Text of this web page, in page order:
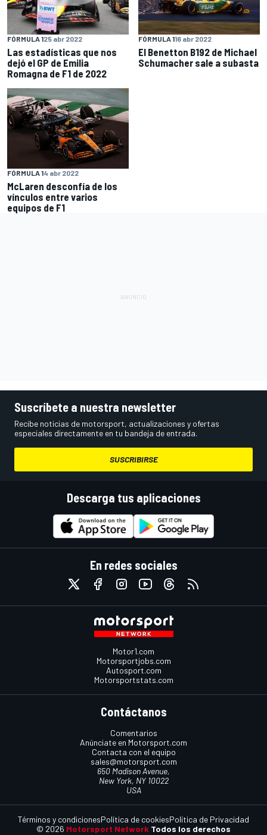
FÓRMULA 125 abr 2022
Las estadísticas que nos
dejó el GP de Emilia
Romagna de F1 de 2022
FÓRMULA 116 abr 2022
El Benetton B192 de Michael
Schumacher sale a subasta
FÓRMULA 14 abr 2022
McLaren desconfía de los
vínculos entre varios
equipos de F1
Suscríbete a nuestra newsletter
Recibe noticias de motorsport, actualizaciones y ofertas
especiales directamente en tu bandeja de entrada.
SUSCRIBIRSE
Descarga tus aplicaciones
En redes sociales
Motor1.com
Motorsportjobs.com
Autosport.com
Motorsportstats.com
Contáctanos
Comentarios
Anúnciate en Motorsport.com
Contacta con el equipo
sales@motorsport.com
650 Madison Avenue,
New York, NY 10022
USA
© 2026 Motorsport Network Todos los derechos
Términos y condicionesPolítica de cookiesPolítica de Privacidad